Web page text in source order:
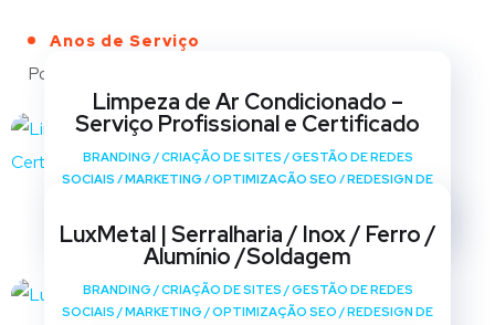
Anos de Serviço
Portfólio
Limpeza de Ar Condicionado –
Serviço Profissional e Certificado
BRANDING /CRIAÇÃO DE SITES /GESTÃO DE REDES
SOCIAIS /MARKETING /OPTIMIZAÇÃO SEO /REDESIGN DE
LuxMetal | Serralharia / Inox / Ferro /
Alumínio /Soldagem
BRANDING /CRIAÇÃO DE SITES /GESTÃO DE REDES
SOCIAIS /MARKETING /OPTIMIZAÇÃO SEO /REDESIGN DE